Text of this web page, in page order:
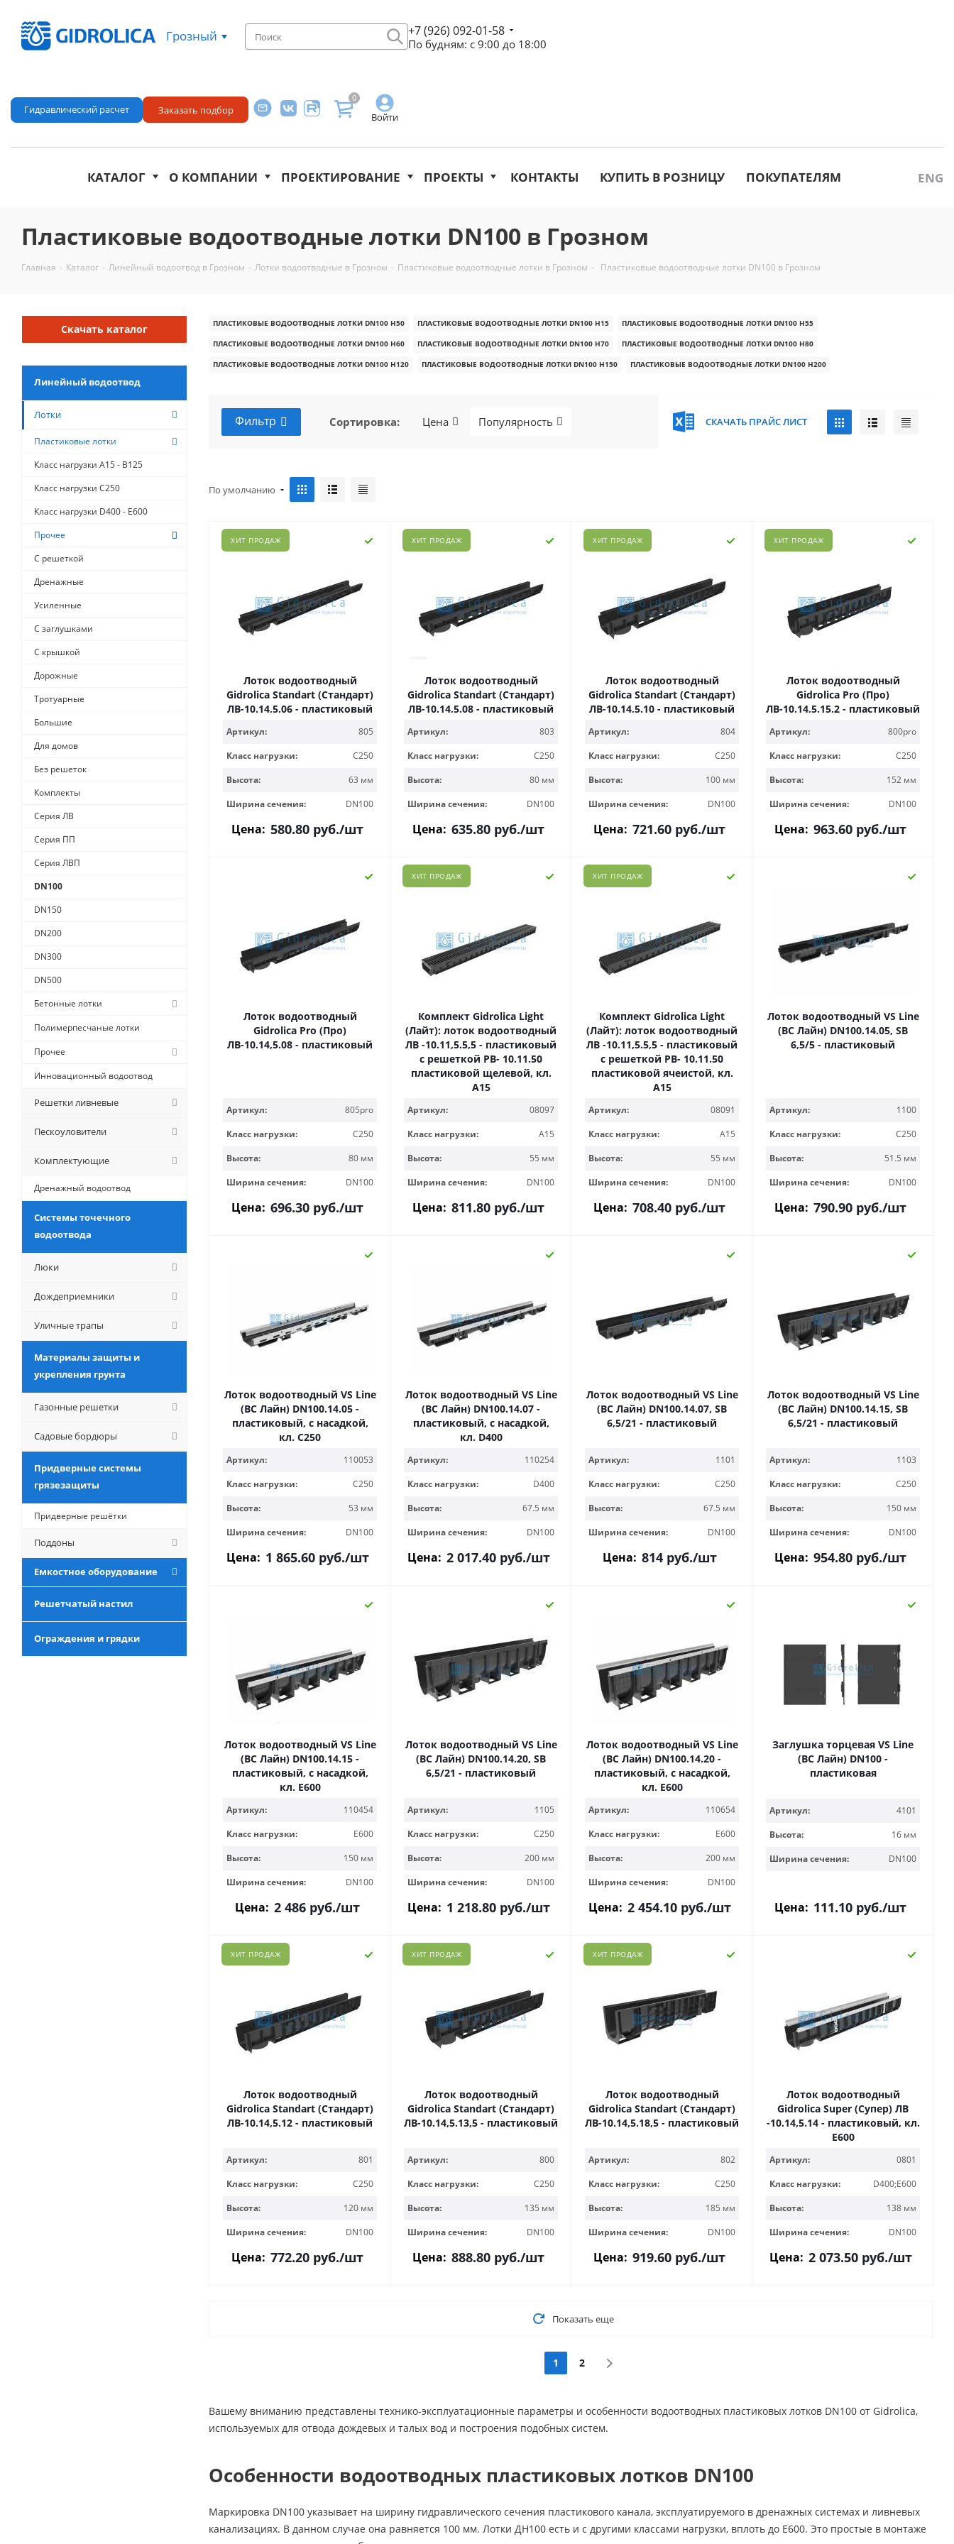
Грозный +7 (926) 092-01-58
По будням: с 9:00 до 18:00
Войти
0
Гидравлический расчет Заказать подбор
КАТАЛОГ О КОМПАНИИ ПРОЕКТИРОВАНИЕ ПРОЕКТЫ КОНТАКТЫ КУПИТЬ В РОЗНИЦУ ПОКУПАТЕЛЯМ ENG
Пластиковые водоотводные лотки DN100 в Грозном
Главная - Каталог - Линейный водоотвод в Грозном - Лотки водоотводные в Грозном - Пластиковые водоотводные лотки в Грозном - Пластиковые водоотводные лотки DN100 в Грозном
ПЛАСТИКОВЫЕ ВОДООТВОДНЫЕ ЛОТКИ DN100 H50 ПЛАСТИКОВЫЕ ВОДООТВОДНЫЕ ЛОТКИ DN100 H15 ПЛАСТИКОВЫЕ ВОДООТВОДНЫЕ ЛОТКИ DN100 H55
ПЛАСТИКОВЫЕ ВОДООТВОДНЫЕ ЛОТКИ DN100 H60 ПЛАСТИКОВЫЕ ВОДООТВОДНЫЕ ЛОТКИ DN100 H70 ПЛАСТИКОВЫЕ ВОДООТВОДНЫЕ ЛОТКИ DN100 H80
ПЛАСТИКОВЫЕ ВОДООТВОДНЫЕ ЛОТКИ DN100 H120 ПЛАСТИКОВЫЕ ВОДООТВОДНЫЕ ЛОТКИ DN100 H150 ПЛАСТИКОВЫЕ ВОДООТВОДНЫЕ ЛОТКИ DN100 H200
Фильтр Сортировка: Цена Популярность СКАЧАТЬ ПРАЙС ЛИСТ
По умолчанию
ХИТ ПРОДАЖ
Лоток водоотводный
Gidrolica Standart (Стандарт)
ЛВ-10.14,5.06 - пластиковый
Артикул:
805
Класс нагрузки:
C250
Высота:
63 мм
Ширина сечения:
DN100
Цена: 580.80 руб./шт
ХИТ ПРОДАЖ
Лоток водоотводный
Gidrolica Standart (Стандарт)
ЛВ-10.14,5.08 - пластиковый
Артикул:
803
Класс нагрузки:
C250
Высота:
80 мм
Ширина сечения:
DN100
Цена: 635.80 руб./шт
ХИТ ПРОДАЖ
Лоток водоотводный
Gidrolica Standart (Стандарт)
ЛВ-10.14,5.10 - пластиковый
Артикул:
804
Класс нагрузки:
C250
Высота:
100 мм
Ширина сечения:
DN100
Цена: 721.60 руб./шт
ХИТ ПРОДАЖ
Лоток водоотводный
Gidrolica Pro (Про)
ЛВ-10.14,5.15,2 - пластиковый
Артикул:
800pro
Класс нагрузки:
C250
Высота:
152 мм
Ширина сечения:
DN100
Цена: 963.60 руб./шт
Лоток водоотводный
Gidrolica Pro (Про)
ЛВ-10.14,5.08 - пластиковый
Артикул:
805pro
Класс нагрузки:
C250
Высота:
80 мм
Ширина сечения:
DN100
Цена: 696.30 руб./шт
ХИТ ПРОДАЖ
Комплект Gidrolica Light
(Лайт): лоток водоотводный
ЛВ -10.11,5.5,5 - пластиковый
с решеткой РВ- 10.11.50
пластиковой щелевой, кл.
A15
Артикул:
08097
Класс нагрузки:
A15
Высота:
55 мм
Ширина сечения:
DN100
Цена: 811.80 руб./шт
ХИТ ПРОДАЖ
Комплект Gidrolica Light
(Лайт): лоток водоотводный
ЛВ -10.11,5.5,5 - пластиковый
с решеткой РВ- 10.11.50
пластиковой ячеистой, кл.
A15
Артикул:
08091
Класс нагрузки:
A15
Высота:
55 мм
Ширина сечения:
DN100
Цена: 708.40 руб./шт
Лоток водоотводный VS Line
(ВС Лайн) DN100.14.05, SB
6,5/5 - пластиковый
Артикул:
1100
Класс нагрузки:
C250
Высота:
51.5 мм
Ширина сечения:
DN100
Цена: 790.90 руб./шт
Лоток водоотводный VS Line
(ВС Лайн) DN100.14.05 -
пластиковый, с насадкой,
кл. С250
Артикул:
110053
Класс нагрузки:
C250
Высота:
53 мм
Ширина сечения:
DN100
Цена: 1 865.60руб./шт
Лоток водоотводный VS Line
(ВС Лайн) DN100.14.07 -
пластиковый, с насадкой,
кл. D400
Артикул:
110254
Класс нагрузки:
D400
Высота:
67.5 мм
Ширина сечения:
DN100
Цена: 2 017.40руб./шт
Лоток водоотводный VS Line
(ВС Лайн) DN100.14.07, SB
6,5/21 - пластиковый
Артикул:
1101
Класс нагрузки:
C250
Высота:
67.5 мм
Ширина сечения:
DN100
Цена: 814руб./шт
Лоток водоотводный VS Line
(ВС Лайн) DN100.14.15, SB
6,5/21 - пластиковый
Артикул:
1103
Класс нагрузки:
C250
Высота:
150 мм
Ширина сечения:
DN100
Цена: 954.80 руб./шт
Лоток водоотводный VS Line
(ВС Лайн) DN100.14.15 -
пластиковый, с насадкой,
кл. Е600
Артикул:
110454
Класс нагрузки:
E600
Высота:
150 мм
Ширина сечения:
DN100
Цена: 2 486 руб./шт
Лоток водоотводный VS Line
(ВС Лайн) DN100.14.20, SB
6,5/21 - пластиковый
Артикул:
1105
Класс нагрузки:
C250
Высота:
200 мм
Ширина сечения:
DN100
Цена: 1 218.80руб./шт
Лоток водоотводный VS Line
(ВС Лайн) DN100.14.20 -
пластиковый, с насадкой,
кл. Е600
Артикул:
110654
Класс нагрузки:
E600
Высота:
200 мм
Ширина сечения:
DN100
Цена: 2 454.10руб./шт
Заглушка торцевая VS Line
(ВС Лайн) DN100 -
пластиковая
Артикул:
4101
Высота:
16 мм
Ширина сечения:
DN100
Цена: 111.10 руб./шт
ХИТ ПРОДАЖ
Лоток водоотводный
Gidrolica Standart (Стандарт)
ЛВ-10.14,5.12 - пластиковый
Артикул:
801
Класс нагрузки:
C250
Высота:
120 мм
Ширина сечения:
DN100
Цена: 772.20 руб./шт
ХИТ ПРОДАЖ
Лоток водоотводный
Gidrolica Standart (Стандарт)
ЛВ-10.14,5.13,5 - пластиковый
Артикул:
800
Класс нагрузки:
C250
Высота:
135 мм
Ширина сечения:
DN100
Цена: 888.80 руб./шт
ХИТ ПРОДАЖ
Лоток водоотводный
Gidrolica Standart (Стандарт)
ЛВ-10.14,5.18,5 - пластиковый
Артикул:
802
Класс нагрузки:
C250
Высота:
185 мм
Ширина сечения:
DN100
Цена: 919.60 руб./шт
Лоток водоотводный
Gidrolica Super (Супер) ЛВ
-10.14,5.14 - пластиковый, кл.
Е600
Артикул:
0801
Класс нагрузки:
D400;E600
Высота:
138 мм
Ширина сечения:
DN100
Цена: 2 073.50руб./шт
Показать еще
1 2
Вашему вниманию представлены технико-эксплуатационные параметры и особенности водоотводных пластиковых лотков DN100 от Gidrolica,
используемых для отвода дождевых и талых вод и построения подобных систем.
Особенности водоотводных пластиковых лотков DN100
Маркировка DN100 указывает на ширину гидравлического сечения пластикового канала, эксплуатируемого в дренажных системах и ливневых
канализациях. В данном случае она равняется 100 мм. Лотки ДН100 есть и с другими классами нагрузки, вплоть до Е600. Это простые в монтаже
Скачать каталог
Линейный водоотвод
Лотки
Пластиковые лотки
Класс нагрузки A15 - B125
Класс нагрузки C250
Класс нагрузки D400 - E600
Прочее
С решеткой
Дренажные
Усиленные
С заглушками
С крышкой
Дорожные
Тротуарные
Большие
Для домов
Без решеток
Комплекты
Серия ЛВ
Серия ПП
Серия ЛВП
DN100
DN150
DN200
DN300
DN500
Бетонные лотки
Полимерпесчаные лотки
Прочее
Инновационный водоотвод
Решетки ливневые
Пескоуловители
Комплектующие
Дренажный водоотвод
Системы точечного
водоотвода
Люки
Дождеприемники
Уличные трапы
Материалы защиты и
укрепления грунта
Газонные решетки
Садовые бордюры
Придверные системы
грязезащиты
Придверные решётки
Поддоны
Емкостное оборудование
Решетчатый настил
Ограждения и грядки